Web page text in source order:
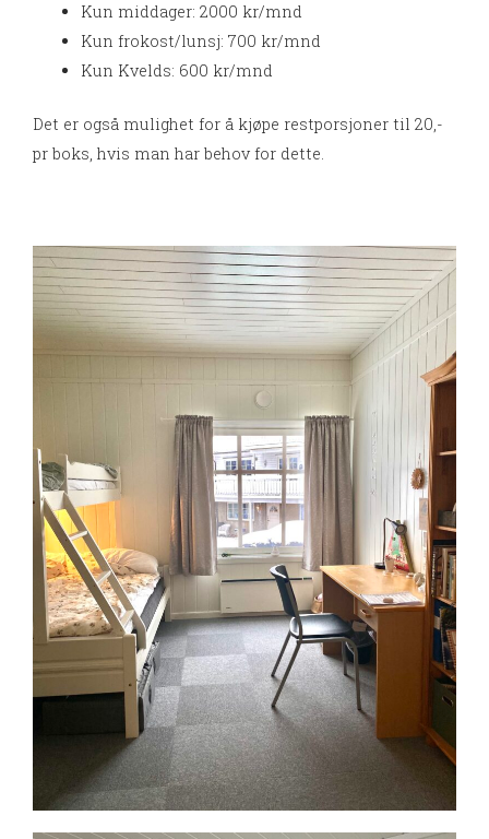
Kun middager: 2000 kr/mnd
Kun frokost/lunsj: 700 kr/mnd
Kun Kvelds: 600 kr/mnd
Det er også mulighet for å kjøpe restporsjoner til 20,-
pr boks, hvis man har behov for dette.